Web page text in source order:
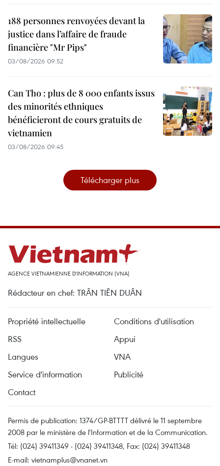
188 personnes renvoyées devant la
justice dans l’affaire de fraude
financière "Mr Pips"
03/08/2026 09:52
Can Tho : plus de 8 000 enfants issus
des minorités ethniques
bénéficieront de cours gratuits de
vietnamien
03/08/2026 09:45
Télécharger plus
AGENCE VIETNAMIENNE D'INFORMATION (VNA)
Rédacteur en chef: TRÂN TIÊN DUÂN
Propriété intellectuelle
Conditions d'utilisation
RSS
Appui
Langues
VNA
Service d'information
Publicité
Contact
Permis de publication: 1374/GP-BTTTT délivré le 11 septembre
2008 par le ministère de l'Information et de la Communication.
Tél: (024) 39411349 - (024) 39411348, Fax: (024) 39411348
E-mail: vietnamplus@vnanet.vn